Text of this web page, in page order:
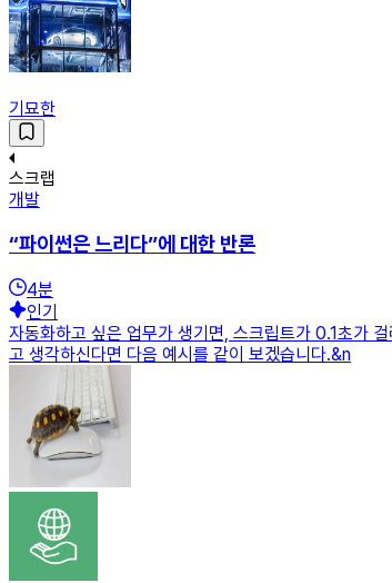
기묘한
스크랩
개발
“파이썬은 느리다”에 대한 반론
4분
인기
자동화하고 싶은 업무가 생기면, 스크립트가 0.1초가
고 생각하신다면 다음 예시를 같이 보겠습니다.&n